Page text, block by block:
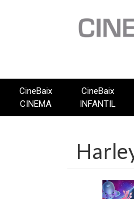
CineBaix
CINEMA
CineBaix
INFANTIL